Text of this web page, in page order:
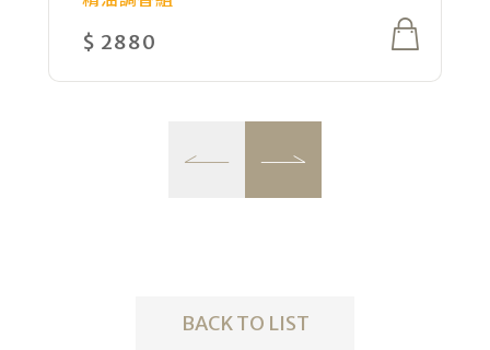
$ 2880
$ 3420
$ 3180
$ 520
$ 1380
$ 1350
$ 2380
BACK TO LIST